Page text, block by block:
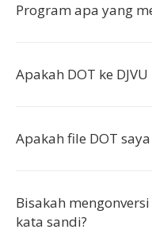
Program apa yang
Apakah DOT ke
Apakah file DOT
Bisakah
kata sandi?